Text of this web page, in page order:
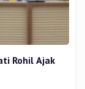
Rohil Ajak